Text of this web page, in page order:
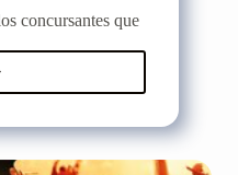
concursantes que